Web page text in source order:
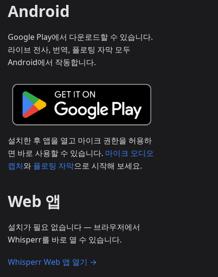
Android
Google Play에서 다운로드할 수 있습니다.
라이브 전사, 번역, 플로팅 자막 모두
Android에서 작동합니다.
설치한 후 앱을 열고 마이크 권한을 허용하
면 바로 사용할 수 있습니다. 마이크 오디오
캡처와 플로팅 자막으로 시작해 보세요.
Web 앱
설치가 필요 없습니다 — 브라우저에서
Whisperr를 바로 열 수 있습니다.
Whisperr Web 앱 열기 →